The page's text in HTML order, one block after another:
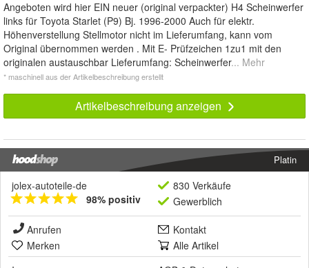
Angeboten wird hier EIN neuer (original verpackter) H4 Scheinwerfer
links für Toyota Starlet (P9) Bj. 1996-2000 Auch für elektr.
Höhenverstellung Stellmotor nicht im Lieferumfang, kann vom
Original übernommen werden . Mit E- Prüfzeichen 1zu1 mit den
originalen austauschbar Lieferumfang: Scheinwerfer... Mehr
* maschinell aus der Artikelbeschreibung erstellt
Artikelbeschreibung anzeigen
Platin
jolex-autoteile-de
98% positiv
830 Verkäufe
Gewerblich
Anrufen
Kontakt
Merken
Alle Artikel